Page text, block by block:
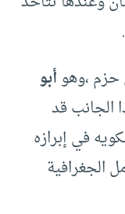
.
،وهوأبو
الجانب قد
في إبرازه
الجغرافية